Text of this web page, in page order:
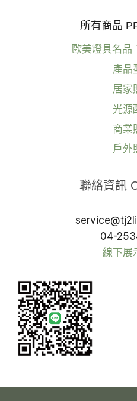
所有商品
歐美燈具名
產品
居家
光源
商業
戶外
聯絡資訊
04-
線下展